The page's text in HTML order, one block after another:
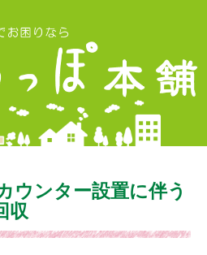
ウンター設置に伴う
収